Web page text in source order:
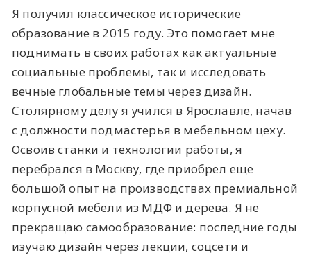
Я получил классическое исторические
образование в 2015 году. Это помогает мне
поднимать в своих работах как актуальные
социальные проблемы, так и исследовать
вечные глобальные темы через дизайн.
Столярному делу я учился в Ярославле, начав
с должности подмастерья в мебельном цеху.
Освоив станки и технологии работы, я
перебрался в Москву, где приобрел еще
большой опыт на производствах премиальной
корпусной мебели из МДФ и дерева. Я не
прекращаю самообразование: последние годы
изучаю дизайн через лекции, соцсети и